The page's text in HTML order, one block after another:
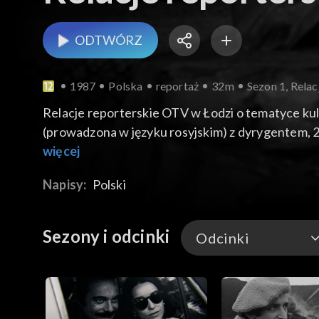
ODTWÓRZ
1987 Polska reportaż 32m Sezon 1,
Relacje reporterskie OTV w Łodzi o tematyce
(prowadzona w języku rosyjskim) z dyrygentem,
Ludwik Benoit, Piotr Krukowski, Hanna
Wilhelmi i Krzysztof Kolberger nagrywają
dubbingu i planach zawodowych na najbliższy
Węży".
więcej
Napisy: Polski
Sezony i odcinki Odcinki
Odcinki